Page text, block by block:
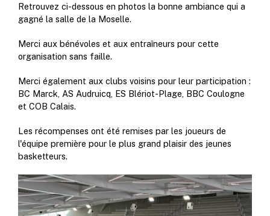
Retrouvez ci-dessous en photos la bonne ambiance qui a
gagné la salle de la Moselle.
Merci aux bénévoles et aux entraîneurs pour cette
organisation sans faille.
Merci également aux clubs voisins pour leur participation :
BC Marck, AS Audruicq, ES Blériot-Plage, BBC Coulogne
et COB Calais.
Les récompenses ont été remises par les joueurs de
l'équipe première pour le plus grand plaisir des jeunes
basketteurs.